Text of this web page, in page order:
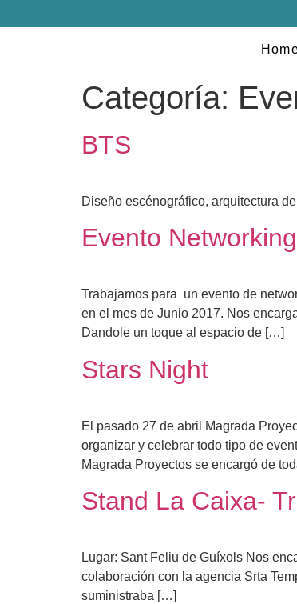
Categoría:
BTS
Diseño escénográfico, arquitectura
Evento
Trabajamos para un evento de
en el mes de Junio 2017. Nos
Dandole un toque al espacio de […]
Stars Night
El pasado 27 de abril Magrada
organizar y celebrar todo tipo de
Magrada Proyectos se encargó de
Stand La Caixa-
Lugar: Sant Feliu de Guíxols Nos
colaboración con la agencia Srta
suministraba […]